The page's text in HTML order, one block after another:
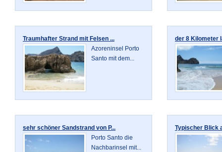
Traumhafter Strand mit Felsen ...
Azoreninsel Porto
Santo mit dem...
der 8 Kilometer
sehr schöner Sandstrand von P...
Porto Santo die
Nachbarinsel mit...
Typischer Blick